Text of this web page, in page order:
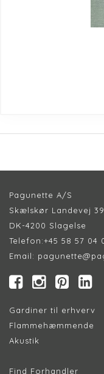
Pagunette A/S
Skælskør Landevej 39
DK-4200 Slagelse
Telefon:+45 58 57 04
Email:
Gardiner til erhverv
Flammehæmmende
Akustik
Find Forhandler